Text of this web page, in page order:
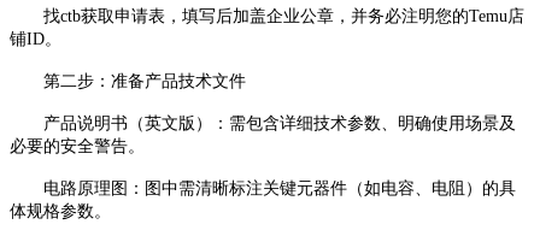
找ctb获取申请表，填写后加盖企业公章，并务必注明您的Temu店
铺ID。
第二步：准备产品技术文件
产品说明书（英文版）：需包含详细技术参数、明确使用场景及
必要的安全警告。
电路原理图：图中需清晰标注关键元器件（如电容、电阻）的具
体规格参数。